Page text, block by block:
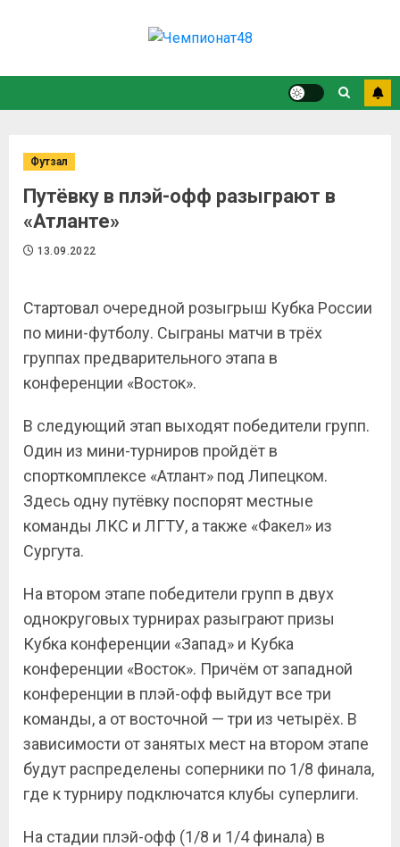
Футзал
Путёвку в плэй-офф разыграют в
«Атланте»
13.09.2022
Стартовал очередной розыгрыш Кубка России
по мини-футболу. Сыграны матчи в трёх
группах предварительного этапа в
конференции «Восток».
В следующий этап выходят победители групп.
Один из мини-турниров пройдёт в
спорткомплексе «Атлант» под Липецком.
Здесь одну путёвку поспорят местные
команды ЛКС и ЛГТУ, а также «Факел» из
Сургута.
На втором этапе победители групп в двух
однокруговых турнирах разыграют призы
Кубка конференции «Запад» и Кубка
конференции «Восток». Причём от западной
конференции в плэй-офф выйдут все три
команды, а от восточной — три из четырёх. В
зависимости от занятых мест на втором этапе
будут распределены соперники по 1/8 финала,
где к турниру подключатся клубы суперлиги.
На стадии плэй-офф (1/8 и 1/4 финала) в